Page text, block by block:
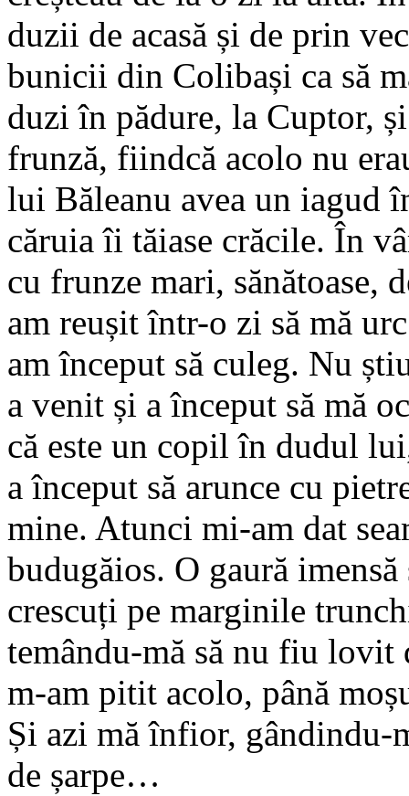
duzii de acasă și de prin
bunicii din Colibași ca să
duzi în pădure, la Cuptor,
frunză, fiindcă acolo nu
lui Băleanu avea un iagud
căruia îi tăiase crăcile. În
cu frunze mari, sănătoase,
am reușit într-o zi să mă
am început să culeg. Nu
a venit și a început să mă
că este un copil în dudul
a început să arunce cu
mine. Atunci mi-am dat
budugăios. O gaură
crescuți pe marginile
temându-mă să nu fiu lovit
m-am pitit acolo, până
Și azi mă înfior, gândindu-
de șarpe…